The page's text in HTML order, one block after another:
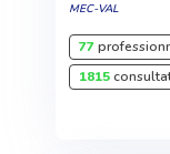
MEC-VAL
77
1815